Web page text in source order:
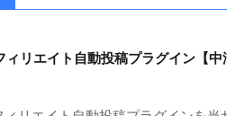
リエイト自動投稿プラグイン【